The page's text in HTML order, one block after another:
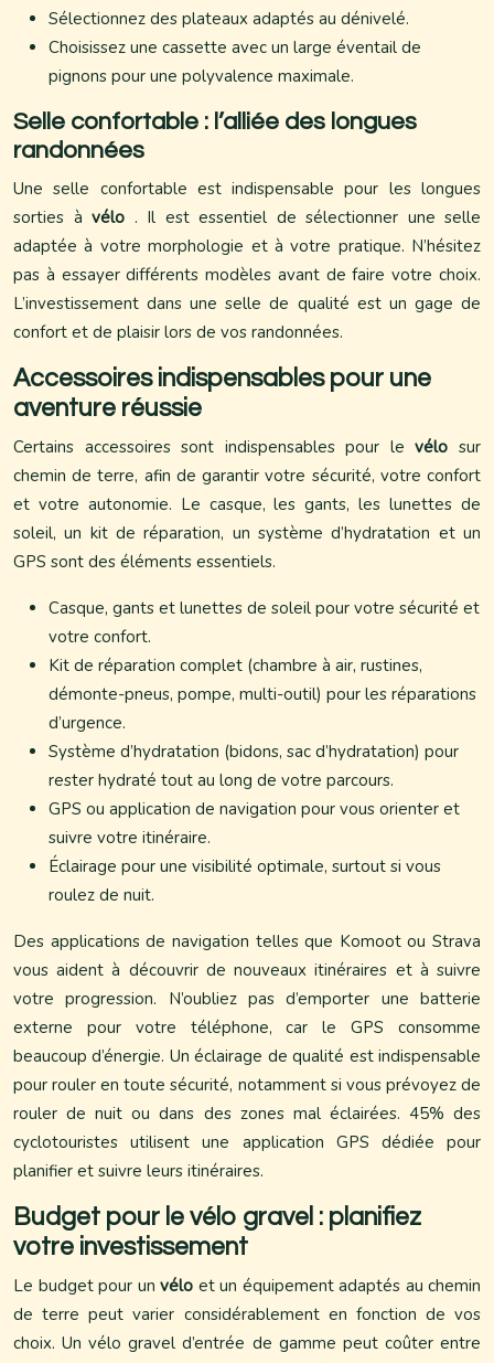
Sélectionnez des plateaux adaptés au dénivelé.
Choisissez une cassette avec un large éventail de
pignons pour une polyvalence maximale.
Selle confortable : l’alliée des longues
randonnées
Une selle confortable est indispensable pour les longues
sorties à vélo . Il est essentiel de sélectionner une selle
adaptée à votre morphologie et à votre pratique. N’hésitez
pas à essayer différents modèles avant de faire votre choix.
L’investissement dans une selle de qualité est un gage de
confort et de plaisir lors de vos randonnées.
Accessoires indispensables pour une
aventure réussie
Certains accessoires sont indispensables pour levélosur
chemin de terre, afin de garantir votre sécurité, votre confort
et votre autonomie. Le casque, les gants, les lunettes de
soleil, un kit de réparation, un système d’hydratation et un
GPS sont des éléments essentiels.
Casque, gants et lunettes de soleil pour votre sécurité et
votre confort.
Kit de réparation complet (chambre à air, rustines,
démonte-pneus, pompe, multi-outil) pour les réparations
d’urgence.
Système d’hydratation (bidons, sac d’hydratation) pour
rester hydraté tout au long de votre parcours.
GPS ou application de navigation pour vous orienter et
suivre votre itinéraire.
Éclairage pour une visibilité optimale, surtout si vous
roulez de nuit.
Des applications de navigation telles que Komoot ou Strava
vous aident à découvrir de nouveaux itinéraires et à suivre
votre progression. N’oubliez pas d’emporter une batterie
externe pour votre téléphone, car le GPS consomme
beaucoup d’énergie. Un éclairage de qualité est indispensable
pour rouler en toute sécurité, notamment si vous prévoyez de
rouler de nuit ou dans des zones mal éclairées. 45% des
cyclotouristes utilisent une application GPS dédiée pour
planifier et suivre leurs itinéraires.
Budget pour le vélo gravel : planifiez
votre investissement
Le budget pour un vélo et un équipement adaptés au chemin
de terre peut varier considérablement en fonction de vos
choix. Un vélo gravel d’entrée de gamme peut coûter entre